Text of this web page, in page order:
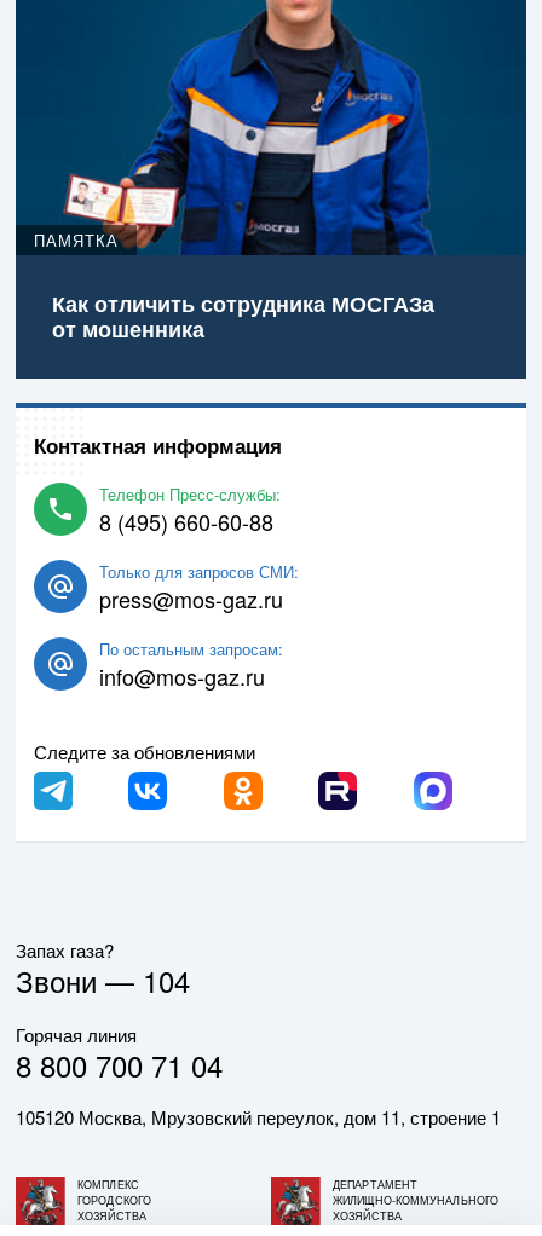
ПАМЯТКА
Как отличить сотрудника МОСГАЗа
от мошенника
Контактная информация
Телефон Пресс-службы:
8 (495) 660-60-88
Только для запросов СМИ:
press@mos-gaz.ru
По остальным запросам:
info@mos-gaz.ru
Следите за обновлениями
Запах газа?
Звони — 104
Горячая линия
8 800 700 71 04
105120 Москва, Мрузовский переулок, дом 11, строение 1
КОМПЛЕКС
ГОРОДСКОГО
ХОЗЯЙСТВА
ДЕПАРТАМЕНТ
ЖИЛИЩНО-КОММУНАЛЬНОГО
ХОЗЯЙСТВА